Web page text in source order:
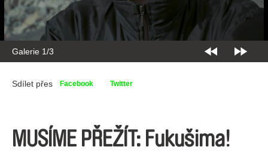
Galerie 2/3
Sdílet přes Facebook Twitter
MUSÍME PŘEŽÍT: Fukušima!